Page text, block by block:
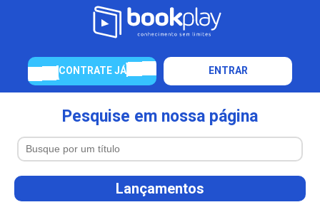
CONTRATE JÁ ENTRAR
Pesquise em nossa página
Lançamentos